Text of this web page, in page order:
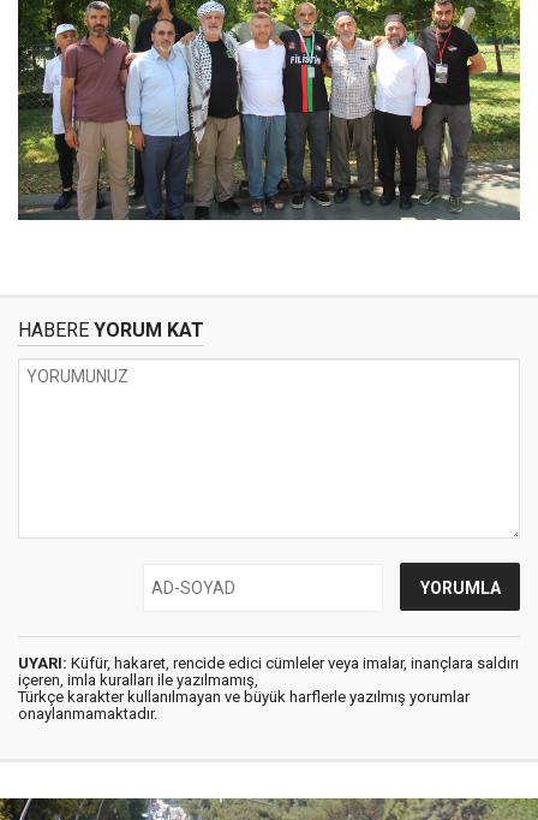
HABERE YORUM KAT
UYARI: Küfür, hakaret, rencide edici cümleler veya imalar, inançlara saldırı
içeren, imla kuralları ile yazılmamış,
Türkçe karakter kullanılmayan ve büyük harflerle yazılmış yorumlar
onaylanmamaktadır.